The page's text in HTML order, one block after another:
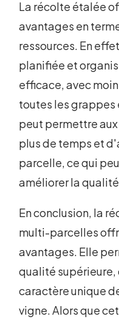
La récolte étalée
avantages en
ressources. En
planifiée et
efficace, avec
toutes les grappes
peut permettre
plus de temps et
parcelle, ce qui
améliorer la
En conclusion, la
multi-parcelles
avantages. Elle
qualité
caractère unique
vigne. Alors que